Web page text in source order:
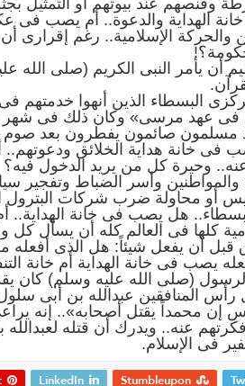
الهداية والدعوة.. أم يصب فى
والحركة الإسلامية.. رغم إقرارى
أن يأمر النبى الكريم (صلى الله
فى عهد مرسى» وكان ذلك فى
مسلمون صائمون يفطرون بعد
فى خانة هداية الخلائق
وحيرة كل من يريد الدخول فيه؟
وأسر الضباط وتفجير
أو محاولة ضرب شركات البترول
هل يصب فى خانة
كلها فى العالم كله أن يسأل
قبل أن يفعل شيئاً: هل الذى أفعله
يصب فى خانة الهداية أم خانة
(صلى الله عليه وسلم) كان
المنافقين عبدالله بن أبى
إن محمداً يقتل أصحابه».. إنه
عنه.. ويدرك أن قتله
فى الإسلام.
Stumbleupon
LinkedIn